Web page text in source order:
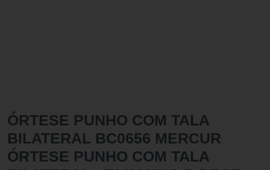
ÓRTESE PUNHO COM TALA
BILATERAL BC0656 MERCUR
ÓRTESE PUNHO COM TALA